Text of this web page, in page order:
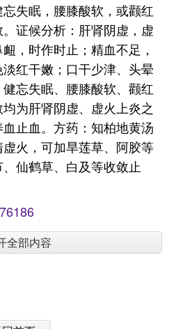
失眠，腰膝酸软，或颧红
证候分析：肝肾阴虚，虚
，时作时止；精血不足，
红干嫩；口干少津、头晕
忘失眠、腰膝酸软、颧红
为肝肾阴虚、虚火上炎之
止血。方药：知柏地黄汤
火，可加旱莲草、阿胶等
仙鹤草、白及等收敛止
全部内容